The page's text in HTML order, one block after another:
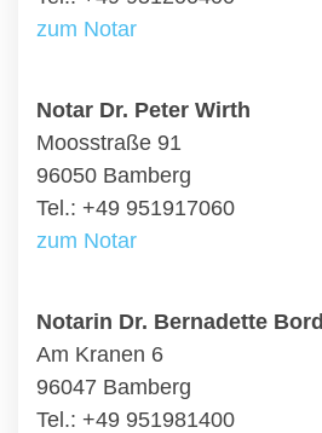
zum Notar
Notar Dr. Peter Wirth
Moosstraße 91
96050 Bamberg
Tel.: +49 951917060
zum Notar
Notarin Dr. Bernadette Bord
Am Kranen 6
96047 Bamberg
Tel.: +49 951981400